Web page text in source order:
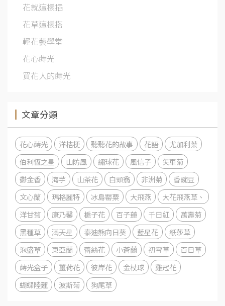
花就這樣插
花草這樣搭
輕花藝學堂
花心蒔光
買花人的蒔光
文章分類
花心蒔光 洋桔梗 聽聽花的故事 花語
尤加利葉
伯利恆之星
山防風 繡球花 風信子
矢車菊
鬱金香
海芋 山茶花 白頭翁 非洲菊
香豌豆
文心蘭
瑪格麗特 冰島罌粟 大飛燕
大花飛燕草、
洋甘菊
康乃馨 梔子花 百子蓮 千日紅
萬壽菊
黑種草
滿天星 泰迪熊向日葵 藍星花
紙莎草
泡盛草
東亞蘭 蕾絲花 小蒼蘭 初雪草
百日草
蒔光盒子
薑荷花 彼岸花 金杖球
雞冠花
蝴蝶陸蓮
波斯菊 狗尾草